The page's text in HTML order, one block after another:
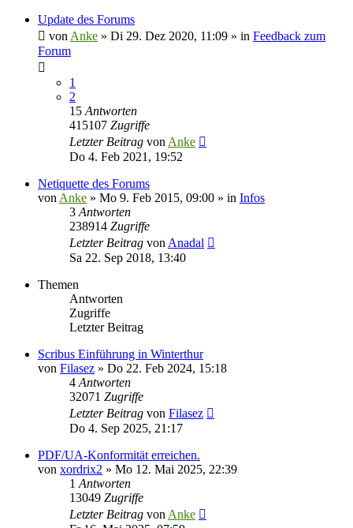
Update des Forums
von Anke » Di 29. Dez 2020, 11:09 » in Feedback zum
Forum
1
2
15 Antworten
415107 Zugriffe
Letzter Beitrag von Anke
Do 4. Feb 2021, 19:52
Netiquette des Forums
von Anke » Mo 9. Feb 2015, 09:00 » in Infos
3 Antworten
238914 Zugriffe
Letzter Beitrag von Anadal
Sa 22. Sep 2018, 13:40
Themen
Antworten
Zugriffe
Letzter Beitrag
Scribus Einführung in Winterthur
von Filasez » Do 22. Feb 2024, 15:18
4 Antworten
32071 Zugriffe
Letzter Beitrag von Filasez
Do 4. Sep 2025, 21:17
PDF/UA-Konformität erreichen.
von xordrix2 » Mo 12. Mai 2025, 22:39
1 Antworten
13049 Zugriffe
Letzter Beitrag von Anke